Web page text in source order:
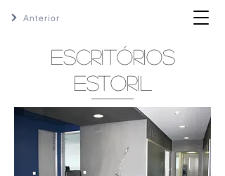
Anterior
ESCRITÓRIOS
ESTORIL